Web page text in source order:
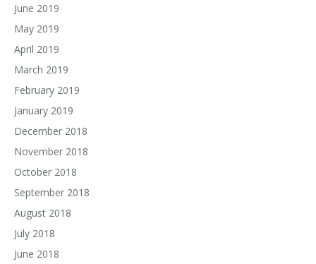
June 2019
May 2019
April 2019
March 2019
February 2019
January 2019
December 2018
November 2018
October 2018
September 2018
August 2018
July 2018
June 2018